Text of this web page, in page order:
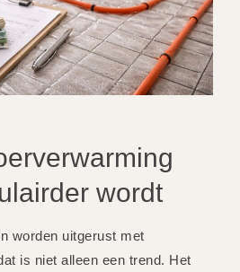
wordt
worden uitgerust met
is niet alleen een trend. Het